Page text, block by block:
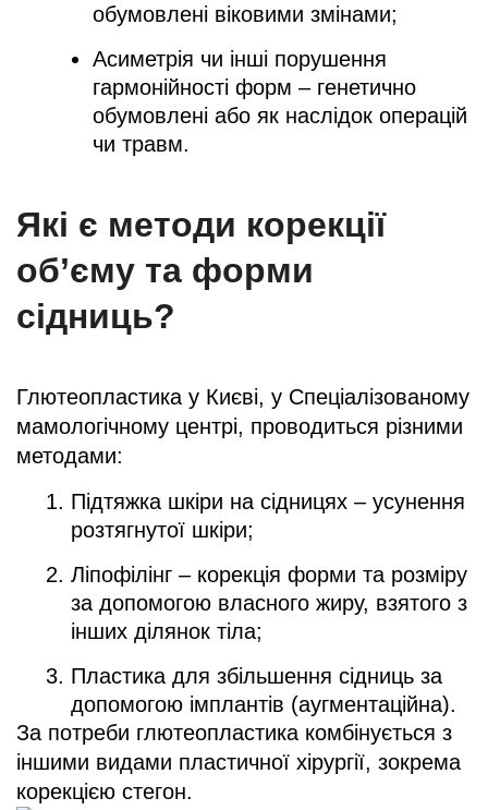
обумовлені віковими змінами;
Асиметрія чи інші порушення
гармонійності форм – генетично
обумовлені або як наслідок операцій
чи травм.
Які є методи корекції
об’єму та форми
сідниць?
Глютеопластика у Києві, у Спеціалізованому
мамологічному центрі, проводиться різними
методами:
Підтяжка шкіри на сідницях – усунення
розтягнутої шкіри;
Ліпофілінг – корекція форми та розміру
за допомогою власного жиру, взятого з
інших ділянок тіла;
Пластика для збільшення сідниць за
допомогою імплантів (аугментаційна).
За потреби глютеопластика комбінується з
іншими видами пластичної хірургії, зокрема
корекцією стегон.